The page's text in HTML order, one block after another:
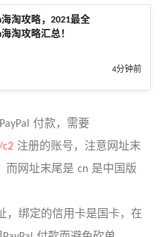
海淘攻略，2021最全
淘攻略汇总！
4分钟前
付款，需要
c2 注册的账号，注意网址末
而网址末尾是 cn 是中国版
，绑定的信用卡是国卡，在